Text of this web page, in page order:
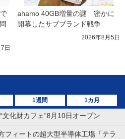
日
ahamo 40GB増量の謎　密かに
開幕したサブブランド戦争
2026年8月5日
1週間 1カ月
化財カフェ”8月10日オープン
フィートの超大型半導体工場「テラ